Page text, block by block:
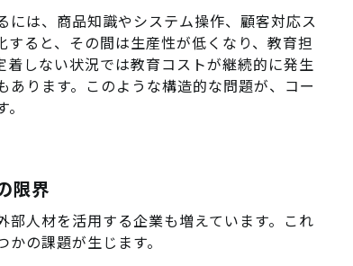
は、商品知識やシステム操作、顧客対応ス
ると、その間は生産性が低くなり、教育担
しない状況では教育コストが継続的に発生
ります。このような構造的な問題が、コー
限界
人材を活用する企業も増えています。これ
の課題が生じます。